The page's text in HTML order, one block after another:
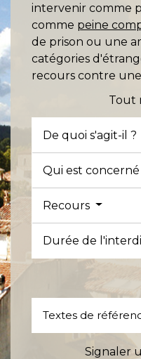
intervenir comme
comme peine
de prison ou une
catégories
recours contre une
Tout
De quoi s'agit-il ?
Qui est concerné
Recours
Durée de
Textes de
Signaler